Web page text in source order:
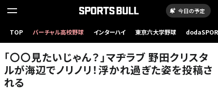
今日の予定
TOP バーチャル高校野球 インターハイ 東京六大学野球
「〇〇見たいじゃん？」マヂラブ 野田クリスタ
ルが海辺でノリノリ！浮かれ過ぎた姿を投稿さ
れる